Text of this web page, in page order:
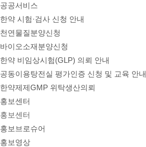
공공서비스
한약 시험·검사 신청 안내
천연물질분양신청
바이오소재분양신청
한약 비임상시험(GLP) 의뢰 안내
공동이용탕전실 평가인증 신청 및 교육 안내
한약제제GMP 위탁생산의뢰
홍보센터
홍보센터
홍보브로슈어
홍보영상